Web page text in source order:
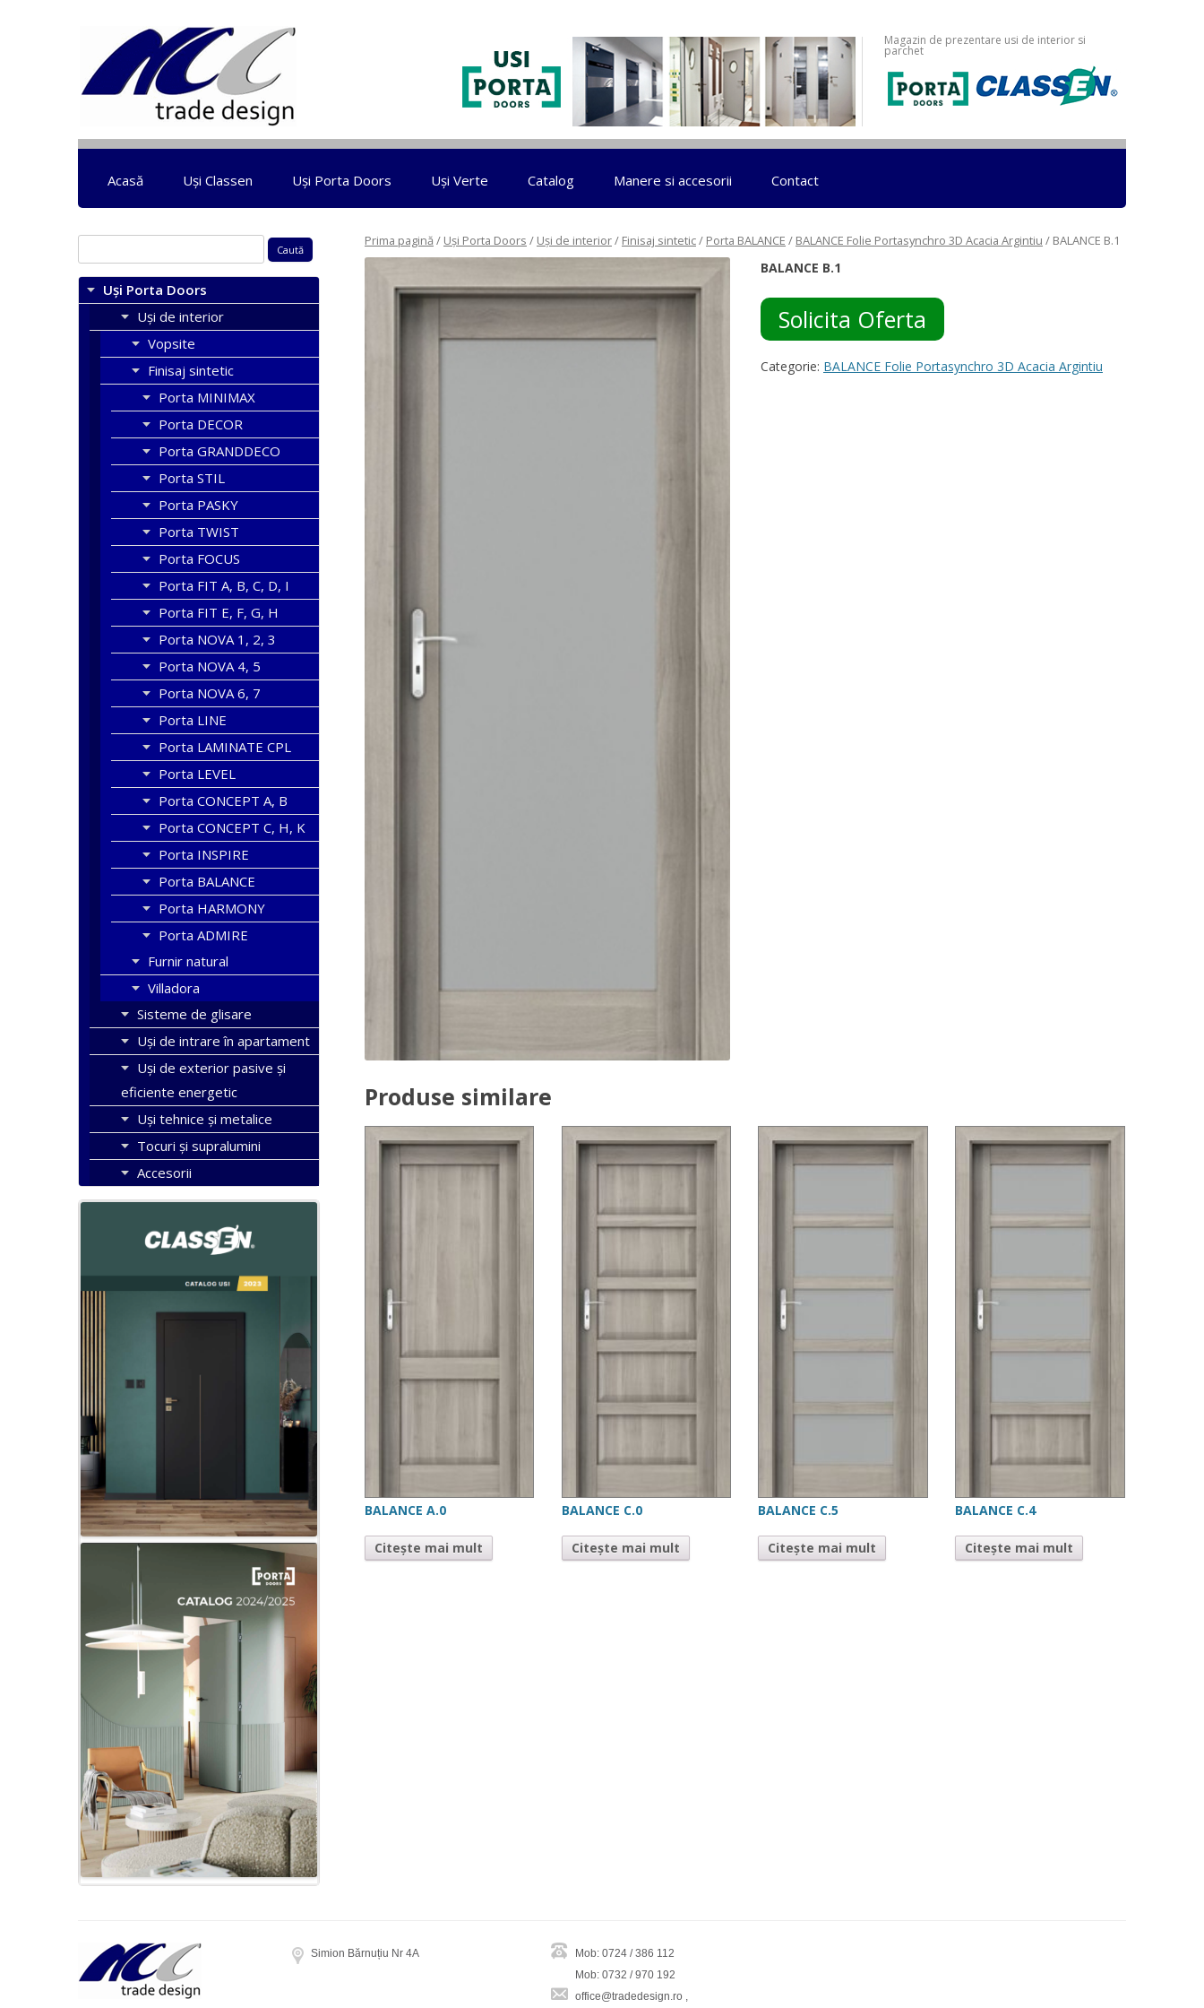
Magazin de prezentare usi de interior si
parchet
Sari la conținut
Acasă Uși Classen Uși Porta Doors Uși Verte Catalog Manere si accesorii Contact
Prima pagină / Uși Porta Doors / Uși de interior/ Finisaj sintetic/ Porta BALANCE / BALANCE Folie Portasynchro 3D Acacia Argintiu / BALANCE B.1
BALANCE B.1
Solicita Oferta
Categorie: BALANCE Folie Portasynchro 3D Acacia Argintiu
Produse similare
BALANCE A.0
Citește mai mult
BALANCE C.0
Citește mai mult
BALANCE C.5
Citește mai mult
BALANCE C.4
Citește mai mult
după:
Uși Porta Doors
Uși de interior
Vopsite
Finisaj sintetic
Porta MINIMAX
Porta DECOR
Porta GRANDDECO
Porta STIL
Porta PASKY
Porta TWIST
Porta FOCUS
Porta FIT A, B, C, D, I
Porta FIT E, F, G, H
Porta NOVA 1, 2, 3
Porta NOVA 4, 5
Porta NOVA 6, 7
Porta LINE
Porta LAMINATE CPL
Porta LEVEL
Porta CONCEPT A, B
Porta CONCEPT C, H, K
Porta INSPIRE
Porta BALANCE
Porta HARMONY
Porta ADMIRE
Furnir natural
Villadora
Sisteme de glisare
Uși de intrare în apartament
Uşi de exterior pasive şi
eficiente energetic
Uși tehnice și metalice
Tocuri şi supralumini
Accesorii
Simion Bărnuțiu Nr 4A
Mob: 0724 / 386 112
Mob: 0732 / 970 192
office@tradedesign.ro ,